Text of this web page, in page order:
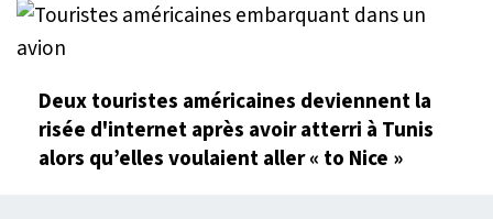
Deux touristes américaines deviennent la
risée d'internet après avoir atterri à Tunis
alors qu’elles voulaient aller « to Nice »